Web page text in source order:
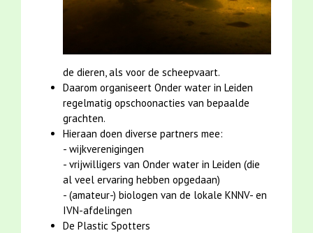
de dieren, als voor de scheepvaart.
Daarom organiseert Onder water in Leiden
regelmatig opschoonacties van bepaalde
grachten.
Hieraan doen diverse partners mee:
- wijkverenigingen
- vrijwilligers van Onder water in Leiden (die
al veel ervaring hebben opgedaan)
- (amateur-) biologen van de lokale KNNV- en
IVN-afdelingen
De Plastic Spotters